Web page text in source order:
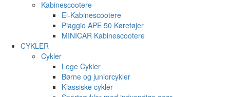
Kabinescootere
El-Kabinescootere
Piaggio APE 50 Køretøjer
MINICAR Kabinescootere
CYKLER
Cykler
Lege Cykler
Børne og juniorcykler
Klassiske cykler